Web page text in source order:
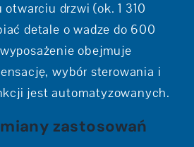
drzwi (ok. 1 310
detale o wadze do 600
obejmuje
wybór sterowania i
jest automatyzowanych.
zastosowań